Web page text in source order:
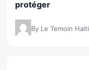
protéger
By Le Temoin Haiti